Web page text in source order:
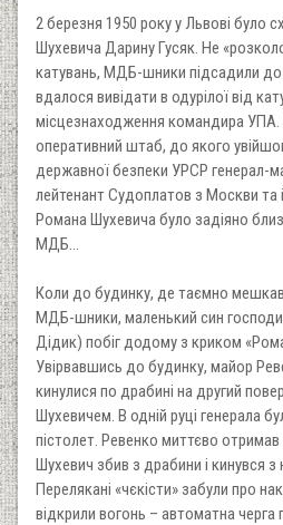
2 березня 1950 року у Львові було
Шухевича Дарину Гусяк. Не
катувань, МДБ-шники підсадили до
вдалося вивідати в одурілої від
місцезнаходження командира
оперативний штаб, до якого
державної безпеки УРСР генерал-
лейтенант Судоплатов з Москви та
Романа Шухевича було задіяно
МДБ...
Коли до будинку, де таємно
МДБ-шники, маленький син
Дідик) побіг додому з криком
Увірвавшись до будинку, майор
кинулися по драбині на другий
Шухевичем. В одній руці генерала
пістолет. Ревенко миттєво
Шухевич збив з драбини і кинувся
Перелякані «чєкісти» забули про
відкрили вогонь – автоматна